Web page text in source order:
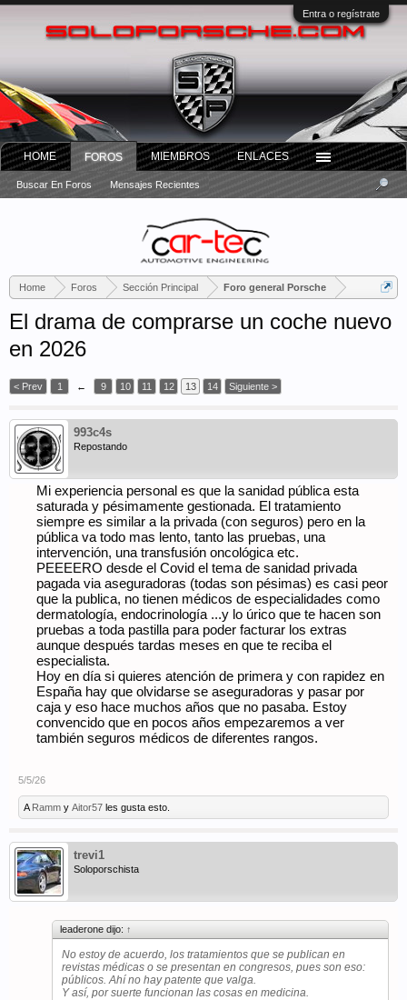
Entra o regístrate
Home Foros Sección Principal Foro general Porsche
El drama de comprarse un coche nuevo
en 2026
< Prev 1 ← 9 10 11 12 13 14 Siguiente >
993c4s
Repostando
Mi experiencia personal es que la sanidad pública esta
saturada y pésimamente gestionada. El tratamiento
siempre es similar a la privada (con seguros) pero en la
pública va todo mas lento, tanto las pruebas, una
intervención, una transfusión oncológica etc.
PEEEERO desde el Covid el tema de sanidad privada
pagada via aseguradoras (todas son pésimas) es casi peor
que la publica, no tienen médicos de especialidades como
dermatología, endocrinología ...y lo úrico que te hacen son
pruebas a toda pastilla para poder facturar los extras
aunque después tardas meses en que te reciba el
especialista.
Hoy en día si quieres atención de primera y con rapidez en
España hay que olvidarse se aseguradoras y pasar por
caja y eso hace muchos años que no pasaba. Estoy
convencido que en pocos años empezaremos a ver
también seguros médicos de diferentes rangos.
5/5/26
A Ramm y Aitor57 les gusta esto.
trevi1
Soloporschista
leaderone dijo: ↑
No estoy de acuerdo, los tratamientos que se publican en
revistas médicas o se presentan en congresos, pues son eso:
públicos. Ahí no hay patente que valga.
Y así, por suerte funcionan las cosas en medicina.
HOME FOROS
Buscar En Foros Mensajes Recientes
MIEMBROS ENLACES